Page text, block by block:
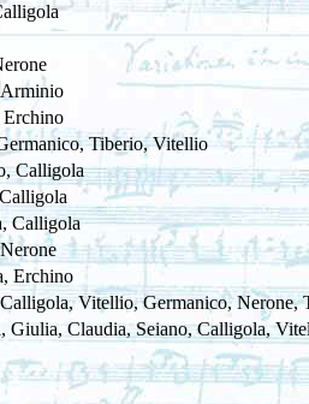
Arminio
Erchino
Tiberio, Vitellio
Calligola
Calligola
Erchino
Vitellio, Germanico, Nerone,
Giulia, Claudia, Seiano, Calligola,